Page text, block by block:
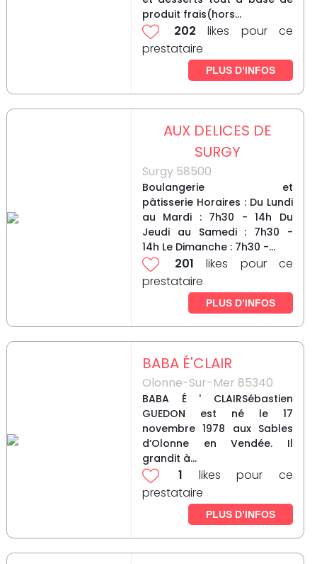
produit frais(hors...
202 likes pour ce
prestataire
PLUS D’INFOS
AUX DELICES DE
SURGY
Surgy 58500
Boulangerie et
pâtisserie Horaires : Du Lundi
au Mardi : 7h30 - 14h Du
Jeudi au Samedi : 7h30 -
14h Le Dimanche : 7h30 -...
201 likes pour ce
prestataire
PLUS D’INFOS
BABA É'CLAIR
Olonne-Sur-Mer 85340
BABA É ' CLAIRSébastien
GUEDON est né le 17
novembre 1978 aux Sables
d’Olonne en Vendée. Il
grandit à...
1 likes pour ce
prestataire
PLUS D’INFOS